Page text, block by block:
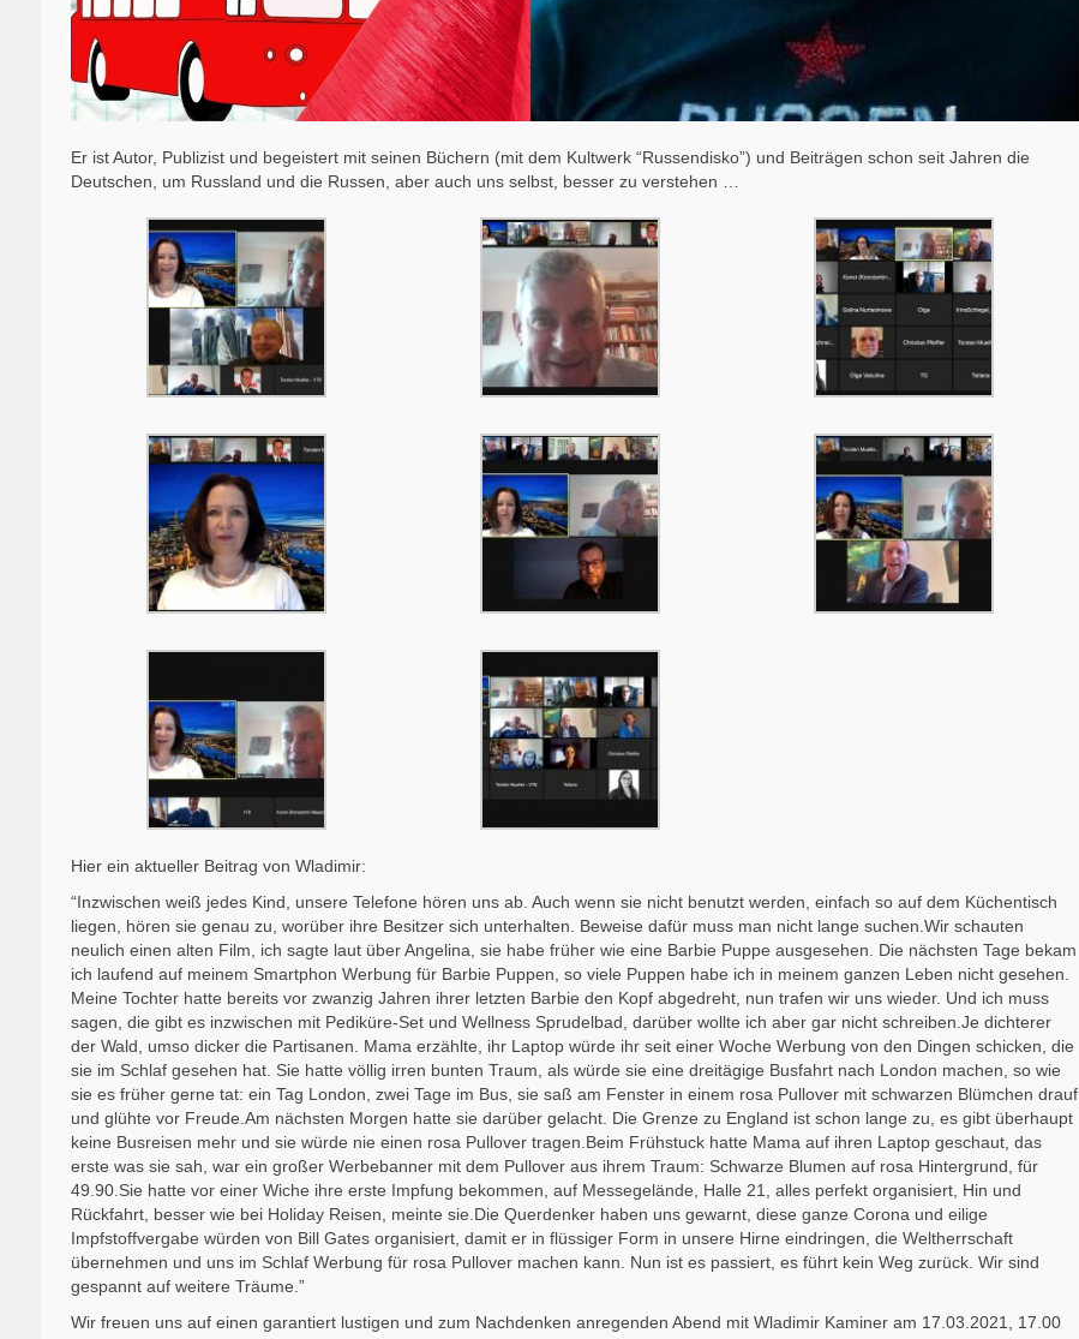
Er ist Autor, Publizist und begeistert mit seinen Büchern (mit dem Kultwerk “Russendisko”) und Beiträgen schon seit Jahren die
Deutschen, um Russland und die Russen, aber auch uns selbst, besser zu verstehen …
Hier ein aktueller Beitrag von Wladimir:
“Inzwischen weiß jedes Kind, unsere Telefone hören uns ab. Auch wenn sie nicht benutzt werden, einfach so auf dem Küchentisch
liegen, hören sie genau zu, worüber ihre Besitzer sich unterhalten. Beweise dafür muss man nicht lange suchen.Wir schauten
neulich einen alten Film, ich sagte laut über Angelina, sie habe früher wie eine Barbie Puppe ausgesehen. Die nächsten Tage bekam
ich laufend auf meinem Smartphon Werbung für Barbie Puppen, so viele Puppen habe ich in meinem ganzen Leben nicht gesehen.
Meine Tochter hatte bereits vor zwanzig Jahren ihrer letzten Barbie den Kopf abgedreht, nun trafen wir uns wieder. Und ich muss
sagen, die gibt es inzwischen mit Pediküre-Set und Wellness Sprudelbad, darüber wollte ich aber gar nicht schreiben.Je dichterer
der Wald, umso dicker die Partisanen. Mama erzählte, ihr Laptop würde ihr seit einer Woche Werbung von den Dingen schicken, die
sie im Schlaf gesehen hat. Sie hatte völlig irren bunten Traum, als würde sie eine dreitägige Busfahrt nach London machen, so wie
sie es früher gerne tat: ein Tag London, zwei Tage im Bus, sie saß am Fenster in einem rosa Pullover mit schwarzen Blümchen drauf
und glühte vor Freude.Am nächsten Morgen hatte sie darüber gelacht. Die Grenze zu England ist schon lange zu, es gibt überhaupt
keine Busreisen mehr und sie würde nie einen rosa Pullover tragen.Beim Frühstuck hatte Mama auf ihren Laptop geschaut, das
erste was sie sah, war ein großer Werbebanner mit dem Pullover aus ihrem Traum: Schwarze Blumen auf rosa Hintergrund, für
49.90.Sie hatte vor einer Wiche ihre erste Impfung bekommen, auf Messegelände, Halle 21, alles perfekt organisiert, Hin und
Rückfahrt, besser wie bei Holiday Reisen, meinte sie.Die Querdenker haben uns gewarnt, diese ganze Corona und eilige
Impfstoffvergabe würden von Bill Gates organisiert, damit er in flüssiger Form in unsere Hirne eindringen, die Weltherrschaft
übernehmen und uns im Schlaf Werbung für rosa Pullover machen kann. Nun ist es passiert, es führt kein Weg zurück. Wir sind
gespannt auf weitere Träume.”
Wir freuen uns auf einen garantiert lustigen und zum Nachdenken anregenden Abend mit Wladimir Kaminer am 17.03.2021, 17.00